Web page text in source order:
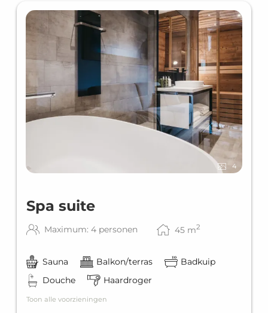
4
Spa suite
Maximum: 4 personen 45 m2
Sauna Balkon/terras
Badkuip
Douche
Haardroger
Toon alle voorzieningen